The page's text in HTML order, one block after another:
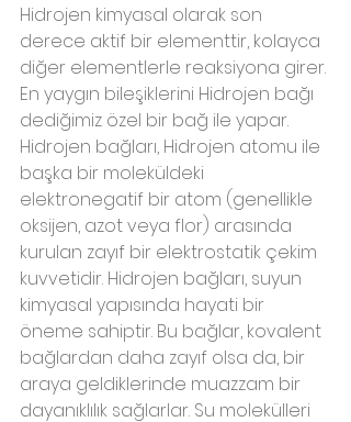
Hidrojen kimyasal olarak son
derece aktif bir elementtir, kolayca
diğer elementlerle reaksiyona girer.
En yaygın bileşiklerini Hidrojen bağı
dediğimiz özel bir bağ ile yapar.
Hidrojen bağları, Hidrojen atomu ile
başka bir moleküldeki
elektronegatif bir atom (genellikle
oksijen, azot veya flor) arasında
kurulan zayıf bir elektrostatik çekim
kuvvetidir. Hidrojen bağları, suyun
kimyasal yapısında hayati bir
öneme sahiptir. Bu bağlar, kovalent
bağlardan daha zayıf olsa da, bir
araya geldiklerinde muazzam bir
dayanıklılık sağlarlar. Su molekülleri